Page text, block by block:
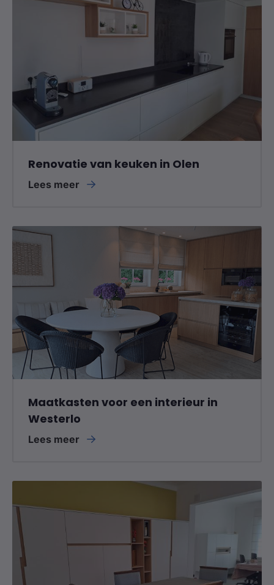
Renovatie van keuken in Olen
Lees meer
Maatkasten voor een interieur in
Westerlo
Lees meer